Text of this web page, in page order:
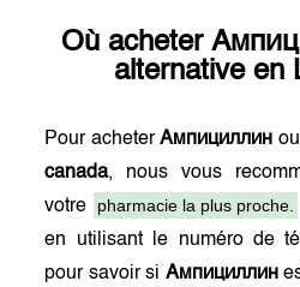
Où acheter
alternative en
Pour acheterАмпициллин
canada, nous vous
votre
pharmacie la plus proche.
en utilisant le numéro de
pour savoir si Ампициллин